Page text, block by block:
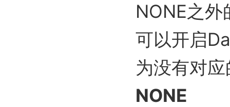
NONE之
可以开启
为没有对
NONE